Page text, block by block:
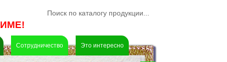
Сотрудничество Это интересно